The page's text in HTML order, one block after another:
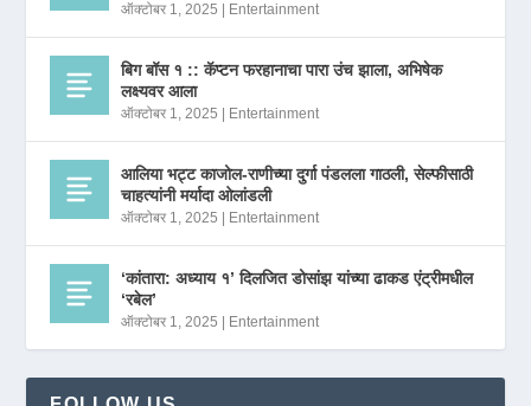
ऑक्टोबर 1, 2025 Entertainment
बिग बॉस १ :: कॅप्टन फरहानाचा पारा उंच झाला, अभिषेक
लक्ष्यवर आला
ऑक्टोबर 1, 2025 Entertainment
आलिया भट्ट काजोल-राणीच्या दुर्गा पंडलला गाठली, सेल्फीसाठी
चाहत्यांनी मर्यादा ओलांडली
ऑक्टोबर 1, 2025 Entertainment
‘कांतारा: अध्याय १’ दिलजित डोसांझ यांच्या ढाकड एंट्रीमधील
‘रबेल’
ऑक्टोबर 1, 2025 Entertainment